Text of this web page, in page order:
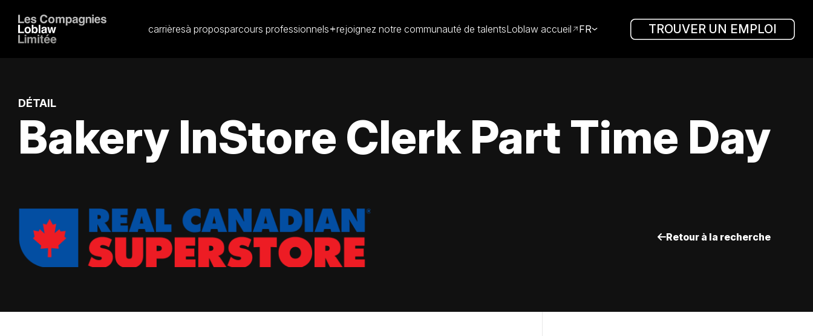
carrièresà proposparcours professionnels rejoignez notre communauté de talentsLoblaw accueil FR TROUVER UN EMPLOI
DÉTAIL
Bakery InStore Clerk Part Time Day
Retour à la recherche